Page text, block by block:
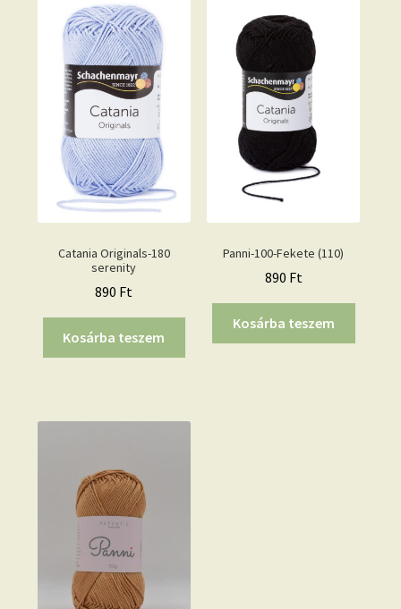
Catania Originals-180
serenity
890 Ft
Kosárba teszem
Panni-100-Fekete (110)
890 Ft
Kosárba teszem